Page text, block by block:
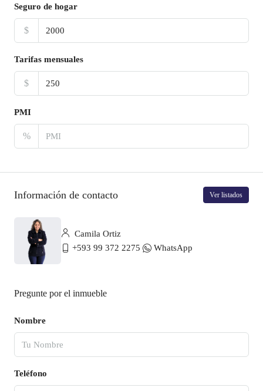
Seguro de hogar
$
Tarifas mensuales
$
PMI
%
Información de contacto Ver listados
Camila Ortiz
+593 99 372 2275
WhatsApp
Pregunte por el inmueble
Nombre
Teléfono